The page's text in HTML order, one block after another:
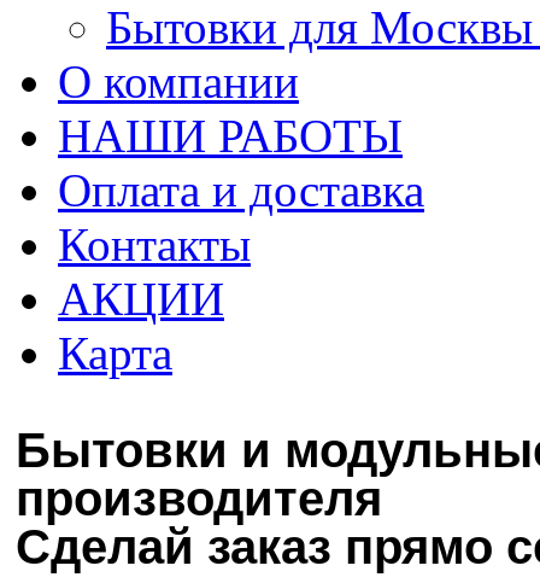
Бытовки для
О компании
НАШИ РАБОТЫ
Оплата и доставка
Контакты
АКЦИИ
Карта
Бытовки и
производителя
Сделай заказ прямо